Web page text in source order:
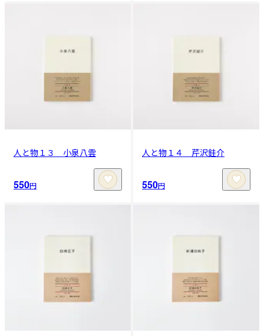
人と物１３ 小泉八雲
550円
人と物１４ 芹沢銈介
550円